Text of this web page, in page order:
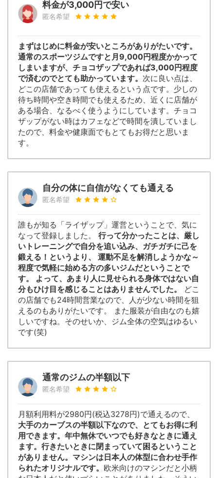
料金が3,000円で安い
匿名希望
まずはじめに料金が安いところがありがたいです。
通常のスポーツジムですと月9,000円程度かかって
しまいますが、チョコザップであれば3,000円程度
で済むのでとても助かっています。 次に良い点は、
どこの店舗であっても使えるという点です。少しの
待ち時間や空き時間でも使えるため、近くに店舗が
ある場合、なるべく使うようにしています。チョコ
ザップがない時はカフェなどで時間を潰していまし
たので、料金や健康面でもとてもお得だと思いま
す。
自分の体に自信がなくても通える
匿名希望
誰もが知る「ライザップ」運営ということで、気に
なって登録しました。 行って分かったことは、厳し
いトレーニングで自分を追い込み、ガチガチに己を
鍛える！というより、 運動不足を解消しようかな～
程度で気軽に始める方の多いジムだということで
す。 よって、あまり人に見せられる身体ではない自
分もひけ目を感じることはありませんでした。
どこ
の店舗でも24時間営業なので、人が少ない時間を狙
えるのもありがたいです。 また服装が自由なのも嬉
しいですね。そのせいか、ジム全体の空気はゆるい
です(笑)
通常のジムの半額以下
匿名希望
月額利用料が2980円(税込3278円)で通えるので、
大手のカーブスの半額以下なので、とてもお得に利
用できます。年中無休でいつでも好きなときに通え
ます。行きたいときに閉まっていて困るということ
がありません。マシンは日本人の体型に合わせ手作
られたオリジナルです。 欧米向けのマシンだと小柄